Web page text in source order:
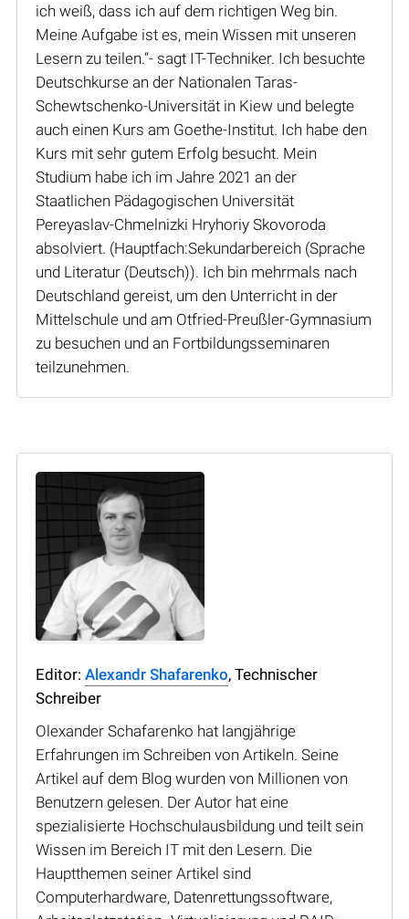
ich weiß, dass ich auf dem richtigen Weg bin.
Meine Aufgabe ist es, mein Wissen mit unseren
Lesern zu teilen.“- sagt IT-Techniker. Ich besuchte
Deutschkurse an der Nationalen Taras-
Schewtschenko-Universität in Kiew und belegte
auch einen Kurs am Goethe-Institut. Ich habe den
Kurs mit sehr gutem Erfolg besucht. Mein
Studium habe ich im Jahre 2021 an der
Staatlichen Pädagogischen Universität
Pereyaslav-Chmelnizki Hryhoriy Skovoroda
absolviert. (Hauptfach:Sekundarbereich (Sprache
und Literatur (Deutsch)). Ich bin mehrmals nach
Deutschland gereist, um den Unterricht in der
Mittelschule und am Otfried-Preußler-Gymnasium
zu besuchen und an Fortbildungsseminaren
teilzunehmen.
Editor: Alexandr Shafarenko, Technischer
Schreiber
Olexander Schafarenko hat langjährige
Erfahrungen im Schreiben von Artikeln. Seine
Artikel auf dem Blog wurden von Millionen von
Benutzern gelesen. Der Autor hat eine
spezialisierte Hochschulausbildung und teilt sein
Wissen im Bereich IT mit den Lesern. Die
Hauptthemen seiner Artikel sind
Computerhardware, Datenrettungssoftware,